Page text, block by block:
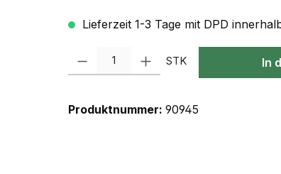
Lieferzeit 1-3 Tage mit DPD
Produkt Anzahl: Gib den gewünschten
STK In
Produktnummer: 90945